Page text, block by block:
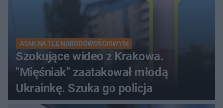
ATAK NA TLE NARODOWOŚCIOWYM
Szokujące wideo z Krakowa.
"Mięśniak" zaatakował młodą
Ukrainkę. Szuka go policja